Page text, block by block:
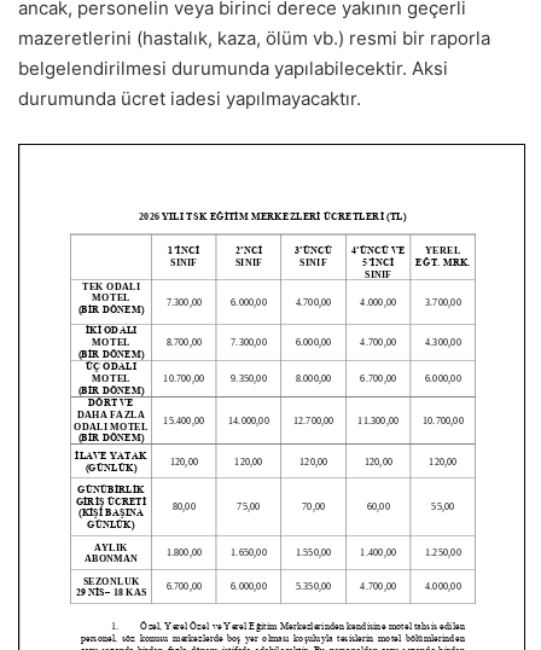
ancak, personelin veya birinci derece yakının geçerli
mazeretlerini (hastalık, kaza, ölüm vb.) resmi bir raporla
belgelendirilmesi durumunda yapılabilecektir. Aksi
durumunda ücret iadesi yapılmayacaktır.